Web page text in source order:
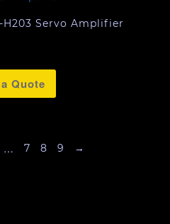
H203 Servo Amplifier
Quote
… 7 8 9 →